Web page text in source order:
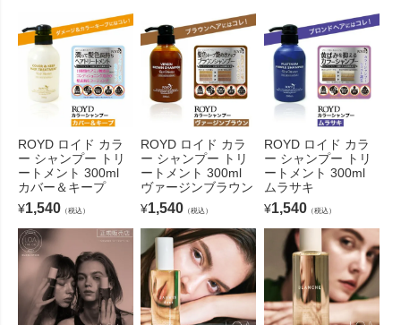
ROYD ロイド カラ
ー シャンプー トリ
ートメント 300ml
カバー＆キープ
¥1,540 （税込）
ROYD ロイド カラ
ー シャンプー トリ
ートメント 300ml
ヴァージンブラウン
¥1,540 （税込）
ROYD ロイド カラ
ー シャンプー トリ
ートメント 300ml
ムラサキ
¥1,540（税込）